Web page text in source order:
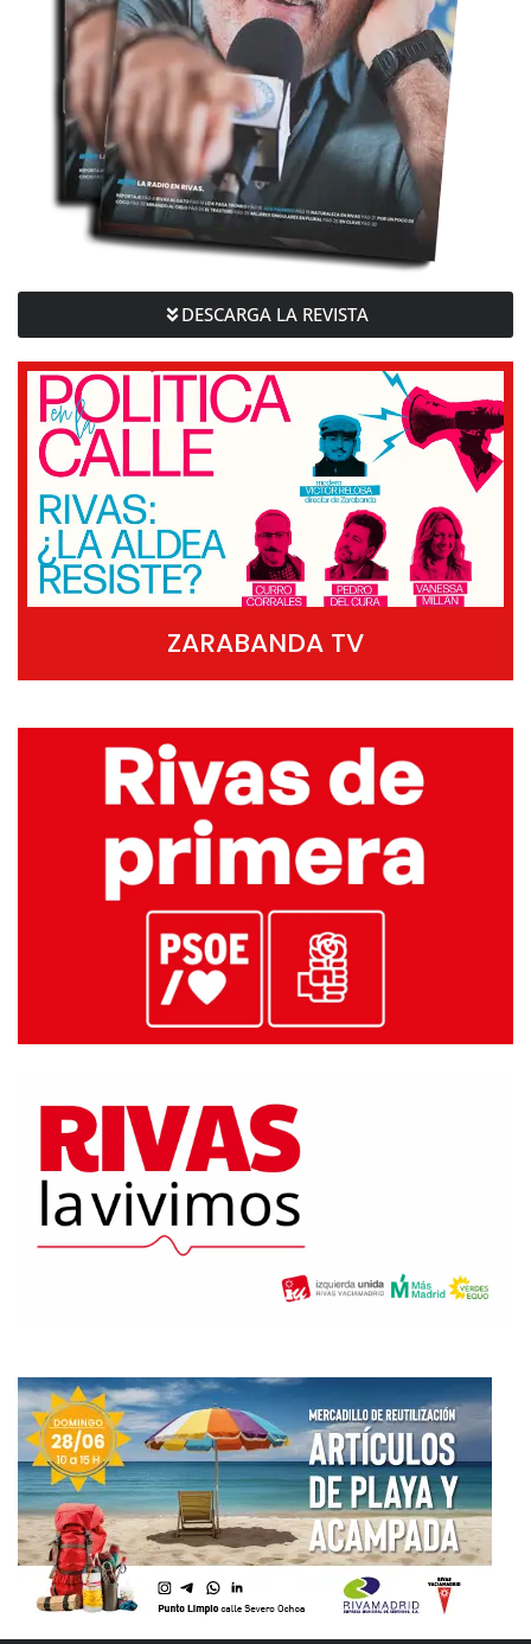
DESCARGA LA REVISTA
ZARABANDA TV